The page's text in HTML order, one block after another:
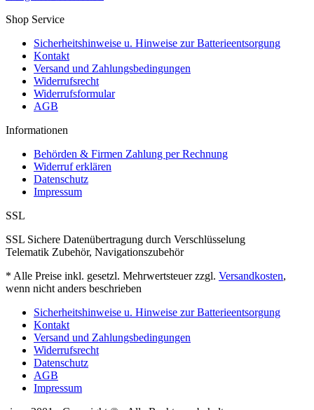
Shop Service
Sicherheitshinweise u. Hinweise zur Batterieentsorgung
Kontakt
Versand und Zahlungsbedingungen
Widerrufsrecht
Widerrufsformular
AGB
Informationen
Behörden & Firmen Zahlung per Rechnung
Widerruf erklären
Datenschutz
Impressum
SSL
SSL Sichere Datenübertragung durch Verschlüsselung
Telematik Zubehör, Navigationszubehör
* Alle Preise inkl. gesetzl. Mehrwertsteuer zzgl. Versandkosten,
wenn nicht anders beschrieben
Sicherheitshinweise u. Hinweise zur Batterieentsorgung
Kontakt
Versand und Zahlungsbedingungen
Widerrufsrecht
Datenschutz
AGB
Impressum